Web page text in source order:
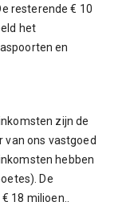
resterende € 10
het
en
zijn de
van ons vastgoed
hebben
De
18 miljoen..